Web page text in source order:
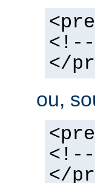
<!--
</
ou,
<!--
</